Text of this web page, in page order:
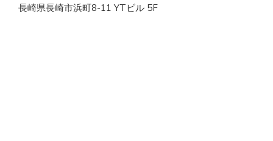
長崎県長崎市浜町8-11 YTビル 5F